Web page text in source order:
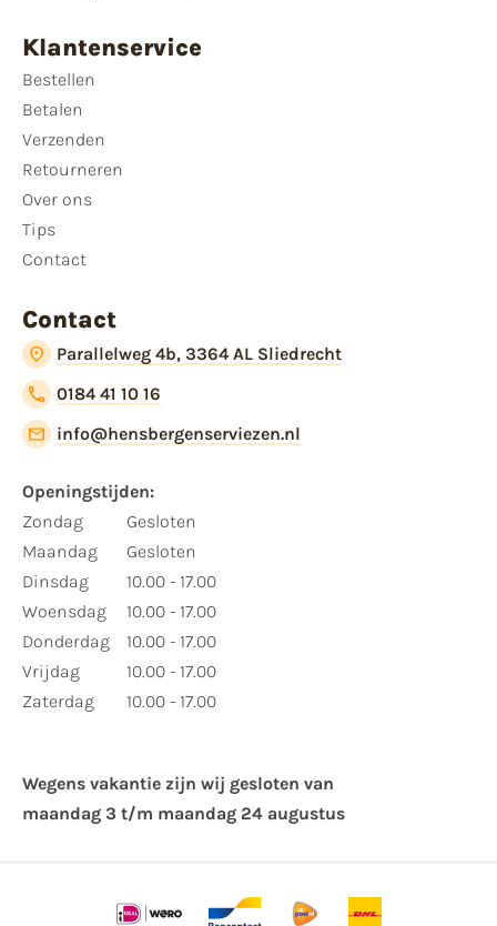
Klantenservice
Bestellen
Betalen
Verzenden
Retourneren
Over ons
Tips
Contact
Contact
Parallelweg 4b, 3364 AL Sliedrecht
0184 41 10 16
info@hensbergenserviezen.nl
Openingstijden:
Zondag
Maandag
Dinsdag
Woensdag
Donderdag
Vrijdag
Zaterdag
Gesloten
Gesloten
10.00 - 17.00
10.00 - 17.00
10.00 - 17.00
10.00 - 17.00
10.00 - 17.00
Wegens vakantie zijn wij gesloten van ​
maandag 3 t/m maandag 24 augustus